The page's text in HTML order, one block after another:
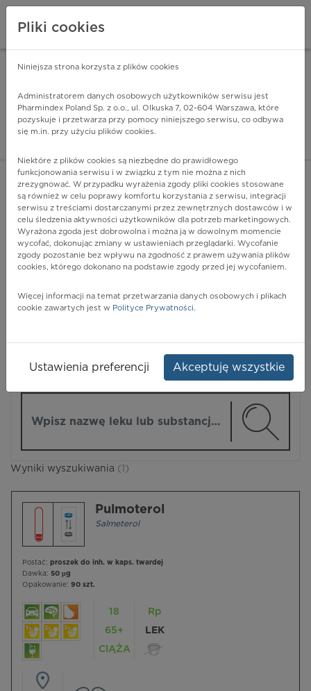
Pharmindex - lider
ZALOGUJ SIĘ
POKAŻ FILTRY
Pharmindex
Wyniki wyszukiwania (1)
Pulmoterol
Salmeterol
Postać: proszek do inh. w kaps. twardej
Dawka: 50 µg
Opakowanie: 90 szt.
18
65+
CIĄŻA
Rp
LEK
Pliki cookies
Niniejsza strona korzysta z plików cookies
Administratorem danych osobowych użytkowników serwisu jest
Pharmindex Poland Sp. z o.o., ul. Olkuska 7, 02-604 Warszawa, które
pozyskuje i przetwarza przy pomocy niniejszego serwisu, co odbywa
się m.in. przy użyciu plików cookies.
Niektóre z plików cookies są niezbędne do prawidłowego
funkcjonowania serwisu i w związku z tym nie można z nich
zrezygnować. W przypadku wyrażenia zgody pliki cookies stosowane
są również w celu poprawy komfortu korzystania z serwisu, integracji
serwisu z treściami dostarczanymi przez zewnętrznych dostawców i w
celu śledzenia aktywności użytkowników dla potrzeb marketingowych.
Wyrażona zgoda jest dobrowolna i można ją w dowolnym momencie
wycofać, dokonując zmiany w ustawieniach przeglądarki. Wycofanie
zgody pozostanie bez wpływu na zgodność z prawem używania plików
cookies, którego dokonano na podstawie zgody przed jej wycofaniem.
Więcej informacji na temat przetwarzania danych osobowych i plikach
cookie zawartych jest w Polityce Prywatności.
Ustawienia preferencji Akceptuję wszystkie
ZA DARMO - w Google Play INSTALUJ